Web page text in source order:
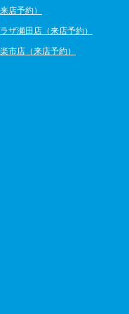
店予約）
ザ瀬田店（来店予約）
市店（来店予約）